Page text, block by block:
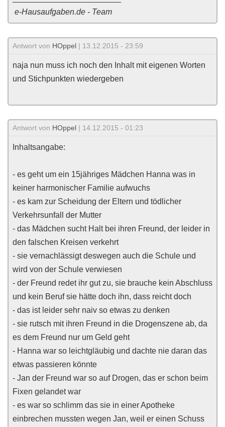
e-Hausaufgaben.de - Team
Antwort von HOppel | 13.12.2015 - 23:59
naja nun muss ich noch den Inhalt mit eigenen Worten
und Stichpunkten wiedergeben
Antwort von HOppel | 14.12.2015 - 01:23
Inhaltsangabe:
- es geht um ein 15jähriges Mädchen Hanna was in
keiner harmonischer Familie aufwuchs
- es kam zur Scheidung der Eltern und tödlicher
Verkehrsunfall der Mutter
- das Mädchen sucht Halt bei ihren Freund, der leider in
den falschen Kreisen verkehrt
- sie vernachlässigt deswegen auch die Schule und
wird von der Schule verwiesen
- der Freund redet ihr gut zu, sie brauche kein Abschluss
und kein Beruf sie hätte doch ihn, dass reicht doch
- das ist leider sehr naiv so etwas zu denken
- sie rutsch mit ihren Freund in die Drogenszene ab, da
es dem Freund nur um Geld geht
- Hanna war so leichtgläubig und dachte nie daran das
etwas passieren könnte
- Jan der Freund war so auf Drogen, das er schon beim
Fixen gelandet war
- es war so schlimm das sie in einer Apotheke
einbrechen mussten wegen Jan, weil er einen Schuss